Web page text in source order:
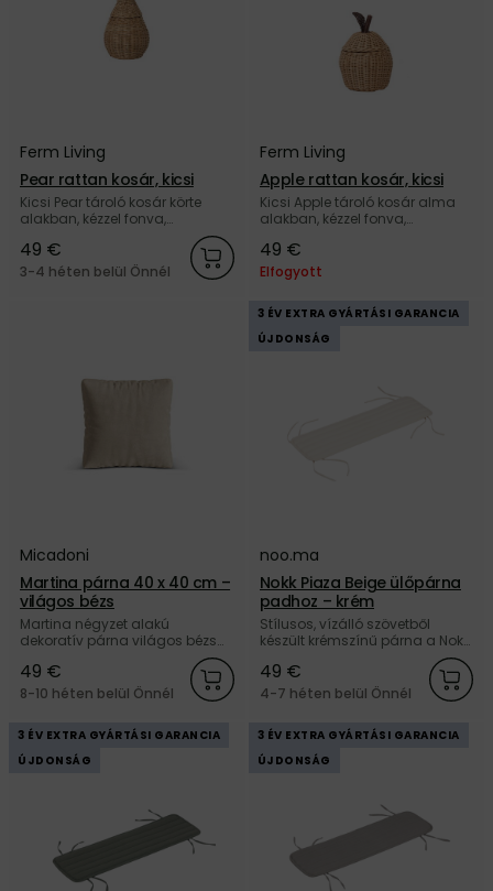
Ferm Living
Pear rattan kosár, kicsi
Kicsi Pear tároló kosár körte
alakban, kézzel fonva,
természetes rattanból, a dán
Ferm Living márkától.
49 €
3-4 héten belül Önnél
Ferm Living
Apple rattan kosár, kicsi
Kicsi Apple tároló kosár alma
alakban, kézzel fonva,
Ferm Living márkától.
49 €
Elfogyott
Micadoni
Martina párna 40 x 40 cm –
világos bézs
Martina négyzet alakú
dekoratív párna világos bézs
színben, a Micadoni márkától.
49 €
8-10 héten belül Önnél
3 ÉV EXTRA GYÁRTÁSI GARANCIA
ÚJDONSÁG
noo.ma
Nokk Piaza Beige ülőpárna
padhoz – krém
Stílusos, vízálló szövetből
készült krémszínű párna a Nokk
padhoz a noo.ma márkától.
Vásároljon nálunk, és kapjon 5
év garanciát.
49 €
4-7 héten belül Önnél
3 ÉV EXTRA GYÁRTÁSI GARANCIA
ÚJDONSÁG
3 ÉV EXTRA GYÁRTÁSI GARANCIA
ÚJDONSÁG